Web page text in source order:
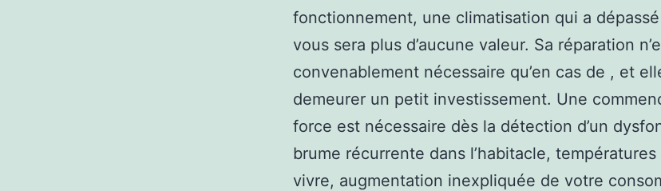
fonctionnement, une climatisation qui a
vous sera plus d’aucune valeur. Sa réparation
convenablement nécessaire qu’en cas de , et
demeurer un petit investissement. Une
force est nécessaire dès la détection d’un
brume récurrente dans l’habitacle,
vivre, augmentation inexpliquée de votre